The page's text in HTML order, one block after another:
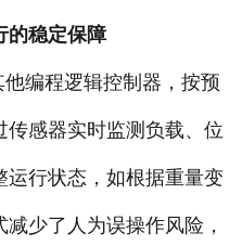
稳定保障
编程逻辑控制器，按预
感器实时监测负载、位
行状态，如根据重量变
少了人为误操作风险，